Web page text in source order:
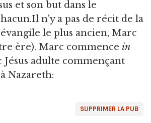
et son but dans le
n'y a pas de récit de la
le plus ancien, Marc
ère). Marc commence in
Jésus adulte commençant
Nazareth:
SUPPRIMER LA PUB